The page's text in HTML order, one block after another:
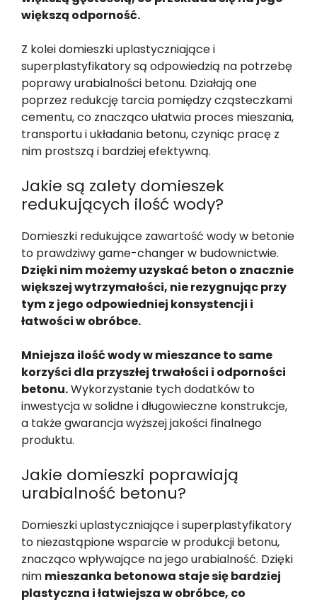
większą odporność.
Z kolei domieszki uplastyczniające i
superplastyfikatory są odpowiedzią na potrzebę
poprawy urabialności betonu. Działają one
poprzez redukcję tarcia pomiędzy cząsteczkami
cementu, co znacząco ułatwia proces mieszania,
transportu i układania betonu, czyniąc pracę z
nim prostszą i bardziej efektywną.
Jakie są zalety domieszek
redukujących ilość wody?
Domieszki redukujące zawartość wody w betonie
to prawdziwy game-changer w budownictwie.
Dzięki nim możemy uzyskać beton o znacznie
większej wytrzymałości, nie rezygnując przy
tym z jego odpowiedniej konsystencji i
łatwości w obróbce.
Mniejsza ilość wody w mieszance to same
korzyści dla przyszłej trwałości i odporności
betonu.Wykorzystanie tych dodatków to
inwestycja w solidne i długowieczne konstrukcje,
a także gwarancja wyższej jakości finalnego
produktu.
Jakie domieszki poprawiają
urabialność betonu?
Domieszki uplastyczniające i superplastyfikatory
to niezastąpione wsparcie w produkcji betonu,
znacząco wpływające na jego urabialność. Dzięki
nim mieszanka betonowa staje się bardziej
plastyczna i łatwiejsza w obróbce, co